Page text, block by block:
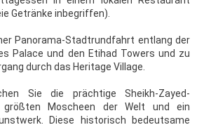
Getränke inbegriffen).
Panorama-Stadtrundfahrt entlang der
Palace und den Etihad Towers und zu
durch das Heritage Village.
Sie die prächtige Sheikh-Zayed-
größten Moscheen der Welt und ein
Diese historisch bedeutsame